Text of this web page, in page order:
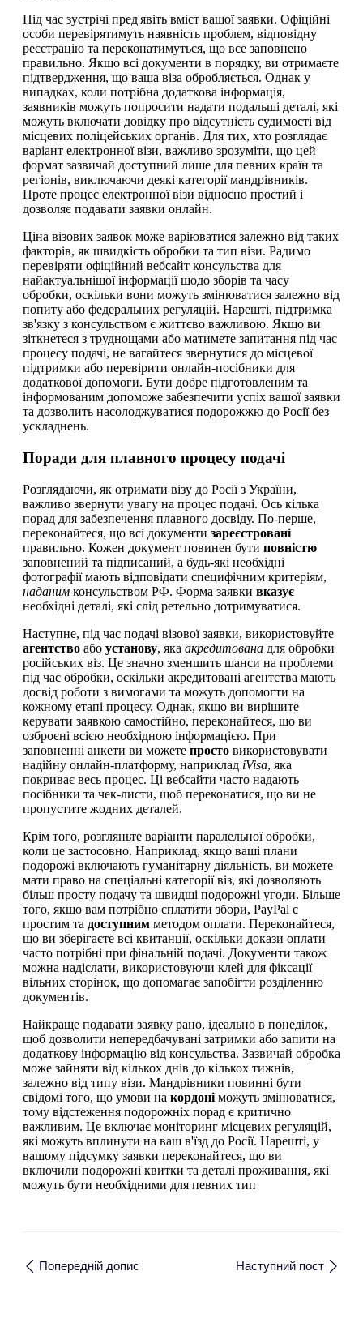
Під час зустрічі пред'явіть вміст вашої заявки. Офіційні
особи перевірятимуть наявність проблем, відповідну
реєстрацію та переконатимуться, що все заповнено
правильно. Якщо всі документи в порядку, ви отримаєте
підтвердження, що ваша віза обробляється. Однак у
випадках, коли потрібна додаткова інформація,
заявників можуть попросити надати подальші деталі, які
можуть включати довідку про відсутність судимості від
місцевих поліцейських органів. Для тих, хто розглядає
варіант електронної візи, важливо зрозуміти, що цей
формат зазвичай доступний лише для певних країн та
регіонів, виключаючи деякі категорії мандрівників.
Проте процес електронної візи відносно простий і
дозволяє подавати заявки онлайн.
Ціна візових заявок може варіюватися залежно від таких
факторів, як швидкість обробки та тип візи. Радимо
перевіряти офіційний вебсайт консульства для
найактуальнішої інформації щодо зборів та часу
обробки, оскільки вони можуть змінюватися залежно від
попиту або федеральних регуляцій. Нарешті, підтримка
зв'язку з консульством є життєво важливою. Якщо ви
зіткнетеся з труднощами або матимете запитання під час
процесу подачі, не вагайтеся звернутися до місцевої
підтримки або перевірити онлайн-посібники для
додаткової допомоги. Бути добре підготовленим та
інформованим допоможе забезпечити успіх вашої заявки
та дозволить насолоджуватися подорожжю до Росії без
ускладнень.
Поради для плавного процесу подачі
Розглядаючи, як отримати візу до Росії з України,
важливо звернути увагу на процес подачі. Ось кілька
порад для забезпечення плавного досвіду. По-перше,
переконайтеся, що всі документи зареєстровані
правильно. Кожен документ повинен бути повністю
заповнений та підписаний, а будь-які необхідні
фотографії мають відповідати специфічним критеріям,
наданим консульством РФ. Форма заявки вказує
необхідні деталі, які слід ретельно дотримуватися.
Наступне, під час подачі візової заявки, використовуйте
агентство або установу, яка акредитована для обробки
російських віз. Це значно зменшить шанси на проблеми
під час обробки, оскільки акредитовані агентства мають
досвід роботи з вимогами та можуть допомогти на
кожному етапі процесу. Однак, якщо ви вирішите
керувати заявкою самостійно, переконайтеся, що ви
озброєні всією необхідною інформацією. При
заповненні анкети ви можете просто використовувати
надійну онлайн-платформу, наприклад iVisa, яка
покриває весь процес. Ці вебсайти часто надають
посібники та чек-листи, щоб переконатися, що ви не
пропустите жодних деталей.
Крім того, розгляньте варіанти паралельної обробки,
коли це застосовно. Наприклад, якщо ваші плани
подорожі включають гуманітарну діяльність, ви можете
мати право на спеціальні категорії віз, які дозволяють
більш просту подачу та швидші подорожні угоди. Більше
того, якщо вам потрібно сплатити збори, PayPal є
простим та доступним методом оплати. Переконайтеся,
що ви зберігаєте всі квитанції, оскільки докази оплати
часто потрібні при фінальній подачі. Документи також
можна надіслати, використовуючи клей для фіксації
вільних сторінок, що допомагає запобігти розділенню
документів.
Найкраще подавати заявку рано, ідеально в понеділок,
щоб дозволити непередбачувані затримки або запити на
додаткову інформацію від консульства. Зазвичай обробка
може зайняти від кількох днів до кількох тижнів,
залежно від типу візи. Мандрівники повинні бути
свідомі того, що умови на кордоні можуть змінюватися,
тому відстеження подорожніх порад є критично
важливим. Це включає моніторинг місцевих регуляцій,
які можуть вплинути на ваш в'їзд до Росії. Нарешті, у
вашому підсумку заявки переконайтеся, що ви
включили подорожні квитки та деталі проживання, які
можуть бути необхідними для певних тип
Попередній допис Наступний пост